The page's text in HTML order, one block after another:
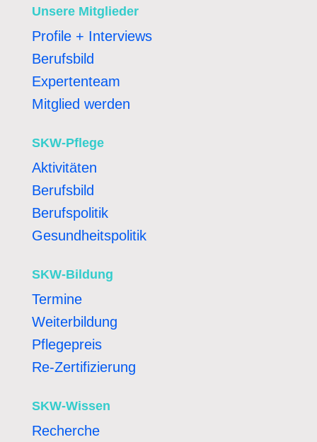
Unsere Mitglieder
Profile + Interviews
Berufsbild
Expertenteam
Mitglied werden
SKW-Pflege
Aktivitäten
Berufsbild
Berufspolitik
Gesundheitspolitik
SKW-Bildung
Termine
Weiterbildung
Pflegepreis
Re-Zertifizierung
SKW-Wissen
Recherche